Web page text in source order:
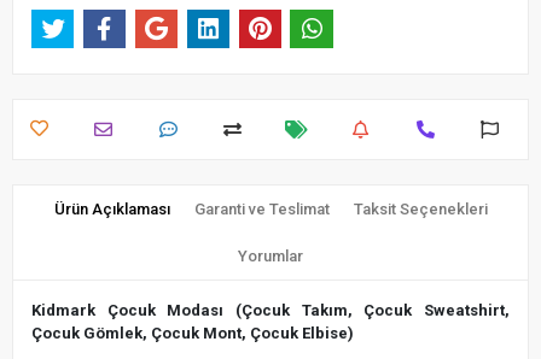
Ürün Açıklaması Garanti ve Teslimat Taksit Seçenekleri
Yorumlar
Kidmark Çocuk Modası (Çocuk Takım, Çocuk Sweatshirt,
Çocuk Gömlek, Çocuk Mont, Çocuk Elbise)